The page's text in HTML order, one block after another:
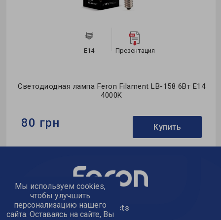
E14 Презентация
Светодиодная лампа Feron Filament LB-158 6Вт E14
4000K
80 грн Купить
С-тип
Коллекция:Filament
text_kontacts
Мы используем cookies,
чтобы улучшить
персонализацию нашего
сайта. Оставаясь на сайте, Вы